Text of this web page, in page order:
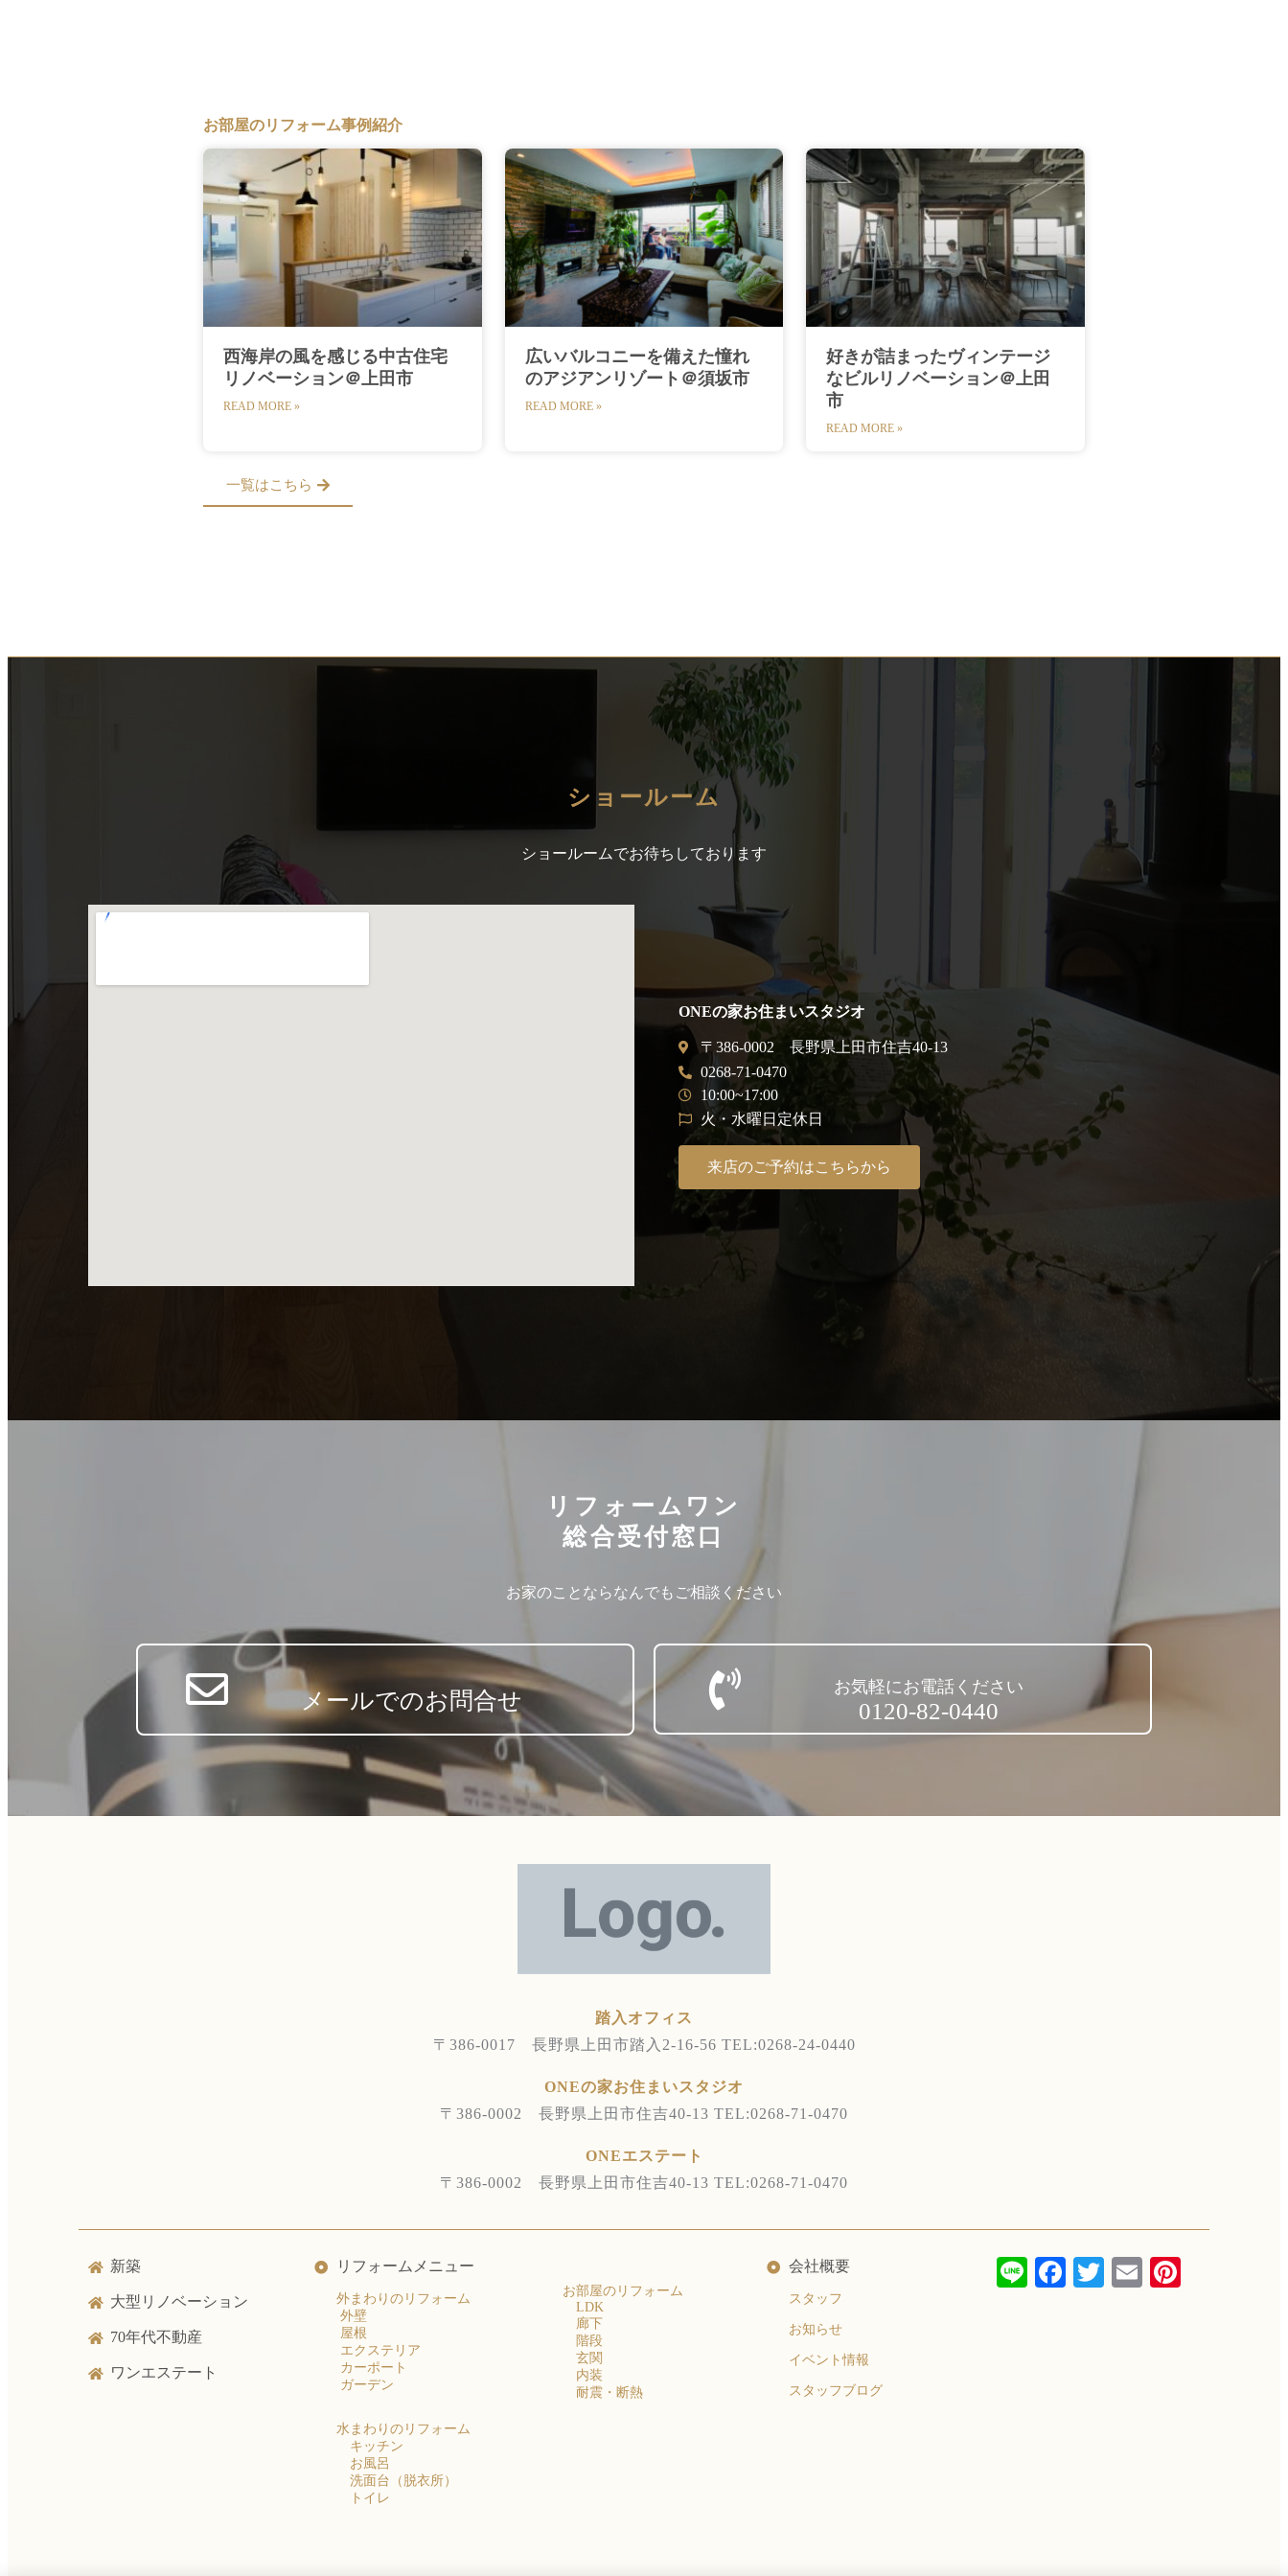
お部屋のリフォーム事例紹介
西海岸の風を感じる中古住宅
リノベーション＠上田市
READ MORE »
広いバルコニーを備えた憧れ
のアジアンリゾート＠須坂市
READ MORE »
好きが詰まったヴィンテージ
なビルリノベーション＠上田
市
READ MORE »
一覧はこちら
ショールーム
ショールームでお待ちしております
ONEの家お住まいスタジオ
〒386-0002 長野県上田市住吉40-13
0268-71-0470
10:00~17:00
火・水曜日定休日
来店のご予約はこちらから
リフォームワン
総合受付窓口
お家のことならなんでもご相談ください
メールでのお問合せ
お気軽にお電話ください
0120-82-0440
踏入オフィス
〒386-0017 長野県上田市踏入2-16-56 TEL:0268-24-0440
ONEの家お住まいスタジオ
〒386-0002 長野県上田市住吉40-13 TEL:0268-71-0470
ONEエステート
〒386-0002 長野県上田市住吉40-13 TEL:0268-71-0470
新築
大型リノベーション
70年代不動産
ワンエステート
リフォームメニュー
外まわりのリフォーム
外壁
屋根
エクステリア
カーポート
ガーデン
水まわりのリフォーム
キッチン
お風呂
洗面台（脱衣所）
トイレ
お部屋のリフォーム
LDK
廊下
階段
玄関
内装
耐震・断熱
会社概要
スタッフ
お知らせ
イベント情報
スタッフブログ
LineFacebook
TwitterEmail